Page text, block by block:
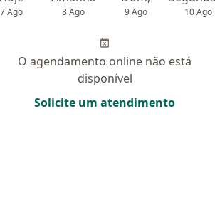
7 Ago 8 Ago 9 Ago 10 Ago
O agendamento online não está
disponível
Solicite um atendimento